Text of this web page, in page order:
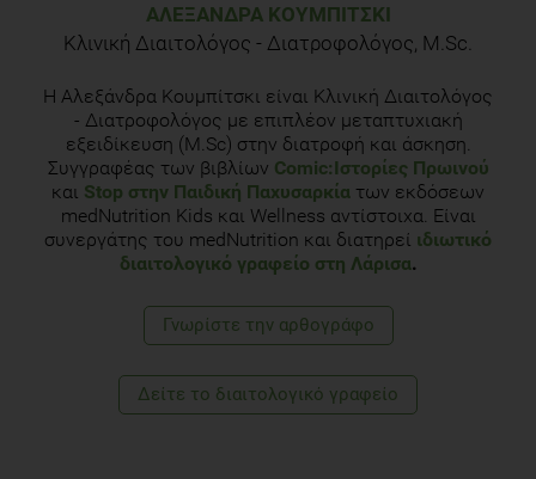
ΑΛΕΞΆΝΔΡΑ ΚΟΥΜΠΊΤΣΚΙ
Κλινική Διαιτολόγος - Διατροφολόγος, M.Sc.
Η Αλεξάνδρα Κουμπίτσκι είναι Κλινική Διαιτολόγος
- Διατροφολόγος με επιπλέον μεταπτυχιακή
εξειδίκευση (M.Sc) στην διατροφή και άσκηση.
Συγγραφέας των βιβλίων Comic:Ιστορίες Πρωινού
και Stop στην Παιδική Παχυσαρκία των εκδόσεων
medNutrition Kids και Wellness αντίστοιχα. Είναι
συνεργάτης του medNutrition και διατηρεί ιδιωτικό
διαιτολογικό γραφείο στη Λάρισα.
Γνωρίστε την αρθογράφο
Δείτε το διαιτολογικό γραφείο